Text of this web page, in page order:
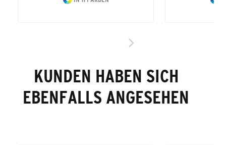
KUNDEN HABEN SICH
EBENFALLS ANGESEHEN